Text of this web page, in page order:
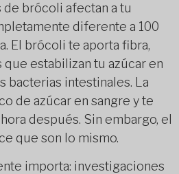
de brócoli afectan a tu
diferente a 100
El brócoli te aporta fibra,
estabilizan tu azúcar en
bacterias intestinales. La
de azúcar en sangre y te
después. Sin embargo, el
que son lo mismo.
importa: investigaciones